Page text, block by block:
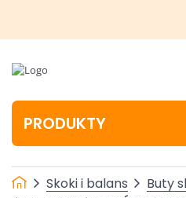
PRODUKTY
Skoki i balans
Buty